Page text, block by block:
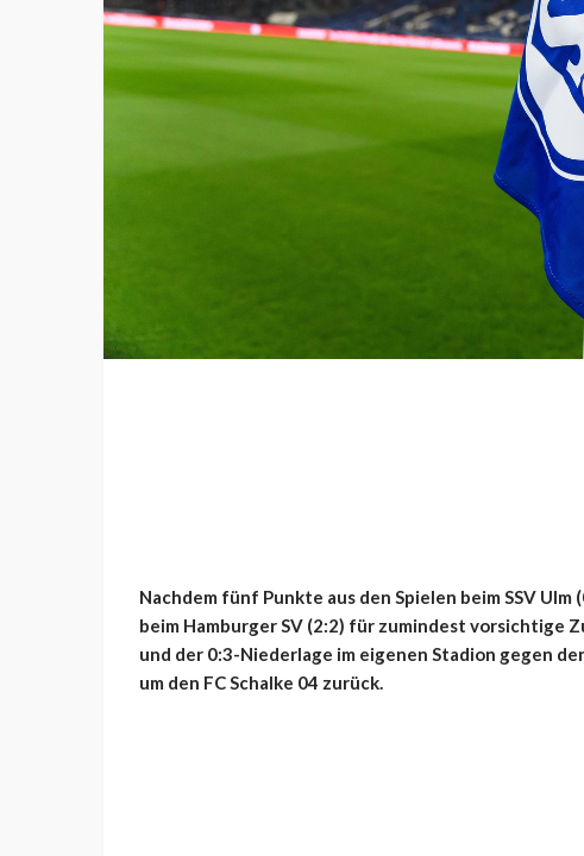
Nachdem fünf Punkte aus den Spielen beim SSV Ulm
beim Hamburger SV (2:2) für zumindest
und der 0:3-Niederlage im eigenen Stadion gegen
um den FC Schalke 04 zurück.